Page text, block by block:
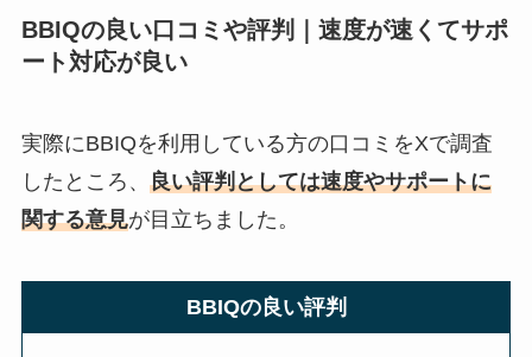
BBIQの良い口コミや評判｜速度が速くてサポ
ート対応が良い
実際にBBIQを利用している方の口コミをXで調査
したところ、 良い評判としては速度やサポートに
関する意見が目立ちました。
BBIQの良い評判